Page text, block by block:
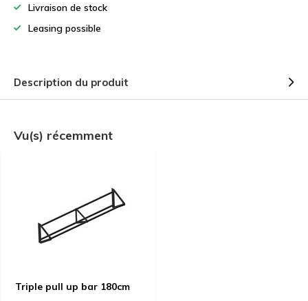
Livraison de stock
Leasing possible
Description du produit
Vu(s) récemment
Triple pull up bar 180cm